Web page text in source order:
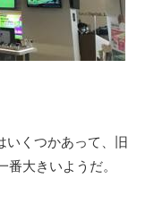
いくつかあって、旧
大きいようだ。